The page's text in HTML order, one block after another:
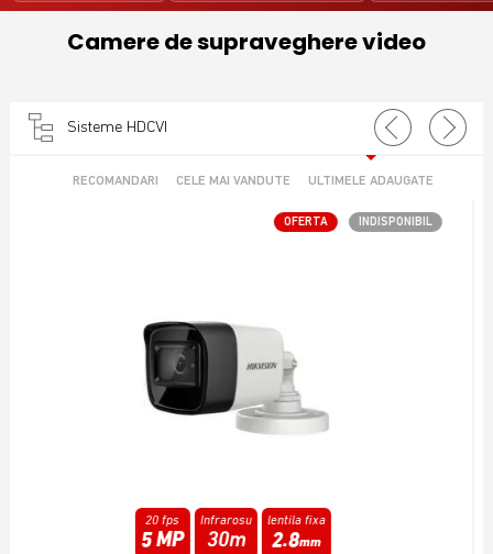
Camere de supraveghere video
Sisteme HDCVI
RECOMANDARI CELE MAI VANDUTE ULTIMELE ADAUGATE
INDISPONIBIL
OFERTA
25 fps
2 MP
Infrarosu
40m
varifocala
2.7-13.5